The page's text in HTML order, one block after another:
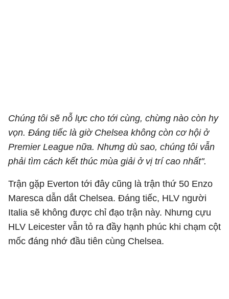
Chúng tôi sẽ nỗ lực cho tới cùng, chừng nào còn hy
vọn. Đáng tiếc là giờ Chelsea không còn cơ hội ở
Premier League nữa. Nhưng dù sao, chúng tôi vẫn
phải tìm cách kết thúc mùa giải ở vị trí cao nhất".
Trận gặp Everton tới đây cũng là trận thứ 50 Enzo
Maresca dẫn dắt Chelsea. Đáng tiếc, HLV người
Italia sẽ không được chỉ đạo trận này. Nhưng cựu
HLV Leicester vẫn tỏ ra đầy hạnh phúc khi chạm cột
mốc đáng nhớ đầu tiên cùng Chelsea.